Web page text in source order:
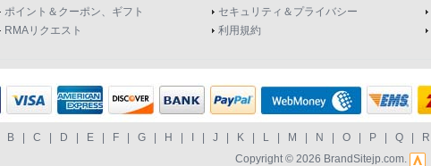
ポイント＆クーポン、ギフト
RMAリクエスト
セキュリティ＆プライバシー
利用規約
B C D E F G H J K L M N O P Q R
Copyright © 2026 BrandSitejp.com.